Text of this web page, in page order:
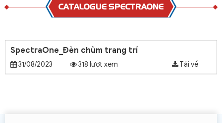
CATALOGUE SPECTRAONE
SpectraOne_Đèn chùm trang trí
31/08/2023 318 lượt xem Tải về